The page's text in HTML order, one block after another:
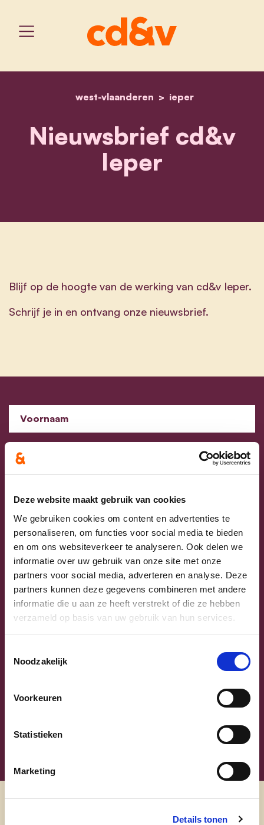
Deze website maakt gebruik van cookies
We gebruiken cookies om content en advertenties te
personaliseren, om functies voor social media te bieden
en om ons websiteverkeer te analyseren. Ook delen we
informatie over uw gebruik van onze site met onze
partners voor social media, adverteren en analyse. Deze
partners kunnen deze gegevens combineren met andere
informatie die u aan ze heeft verstrekt of die ze hebben
verzameld op basis van uw gebruik van hun services.
Noodzakelijk
Voorkeuren
Statistieken
Marketing
Details tonen
home
west-vlaanderen ieper
nieuwsbrief cd&v ieper
Nieuwsbrief cd&v
Ieper
Blijf op de hoogte van de werking van cd&v Ieper.
Schrijf je in en ontvang onze nieuwsbrief.
Voornaam
Achternaam
Telefoonnummer of gsm
Straat & huisnummer
Postcode
Klikhierom de privacyvoorwaarden te raadplegen